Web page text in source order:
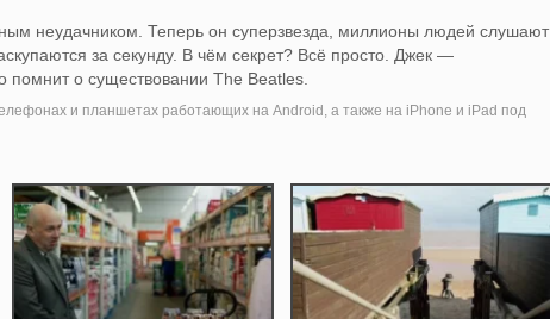
неудачником. Теперь он суперзвезда, миллионы людей слушают
за секунду. В чём секрет? Всё просто. Джек —
помнит о существовании The Beatles.
и планшетах работающих на Android, а также на iPhone и iPad под